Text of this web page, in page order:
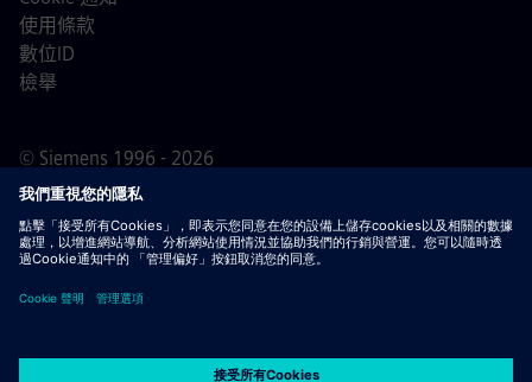
© Siemens 1996 - 2026
使用條款
數位ID
檢舉
重要通知敬告所有求職者，西門子在申請過程的任何階段
會要求提供銀行帳戶資料或個人財務資訊作為錄用保證。同
件，除非您確信該聯絡來自我們正在進行的正式招聘流程中